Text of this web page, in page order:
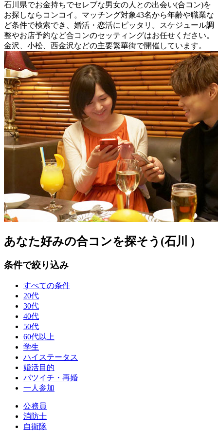
石川県でお金持ちでセレブな男女の人との出会い(合コン)を
お探しならコンコイ。マッチング対象43名から年齢や職業な
ど条件で検索でき、婚活・恋活にピッタリ。スケジュール調
整やお店予約など合コンのセッティングはお任せください。
金沢、小松、西金沢などの主要繁華街で開催しています。
あなた好みの合コンを探そう(石川 )
条件で絞り込み
すべての条件
20代
30代
40代
50代
60代以上
学生
ハイステータス
婚活目的
バツイチ・再婚
一人参加
公務員
消防士
自衛隊